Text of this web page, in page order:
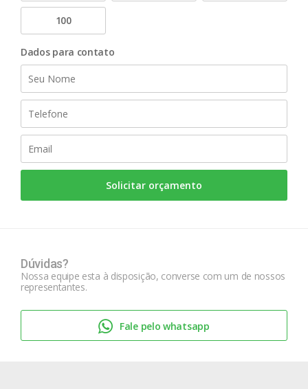
100
Dados para contato
Solicitar orçamento
Dúvidas?
Nossa equipe esta à disposição, converse com um de nossos
representantes.
Fale pelo whatsapp